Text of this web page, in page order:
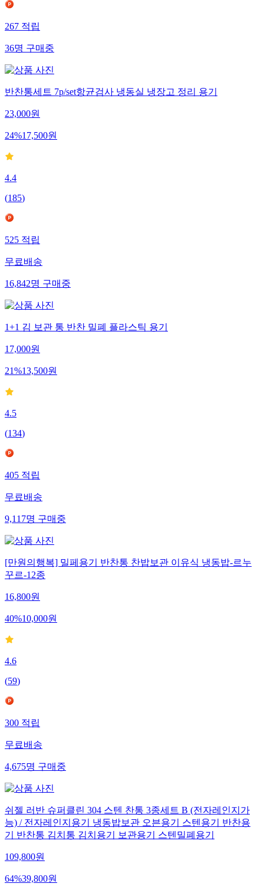
267적립
36명구매중
반찬통세트 7p/set항균검사 냉동실 냉장고 정리 용기
23,000원
24%17,500원
4.4
(185)
525적립
무료배송
16,842명구매중
1+1 김 보관 통 반찬 밀폐 플라스틱 용기
17,000원
21%13,500원
4.5
(134)
405적립
무료배송
9,117명구매중
[만원의행복] 밀페용기 반찬통 찬밥보관 이유식 냉동밥-르누
꾸르-12종
16,800원
40%10,000원
4.6
(59)
300적립
무료배송
4,675명구매중
쉬젤 러반 슈퍼클린 304 스텐 찬통 3종세트 B (전자레인지가
능) / 전자레인지용기 냉동밥보관 오븐용기 스텐용기 반찬용
기 반찬통 김치통 김치용기 보관용기 스텐밀폐용기
109,800원
64%39,800원